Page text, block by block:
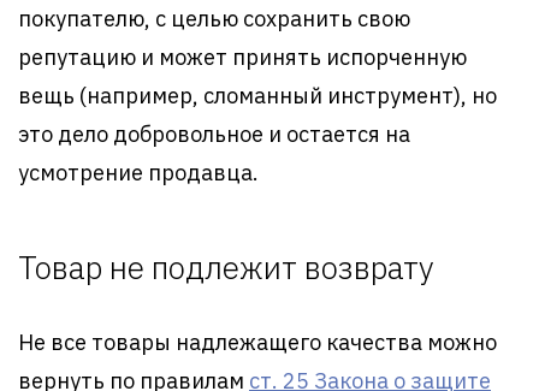
покупателю, с целью сохранить свою
репутацию и может принять испорченную
вещь (например, сломанный инструмент), но
это дело добровольное и остается на
усмотрение продавца.
Товар не подлежит возврату
Не все товары надлежащего качества можно
вернуть по правилам ст. 25 Закона о защите